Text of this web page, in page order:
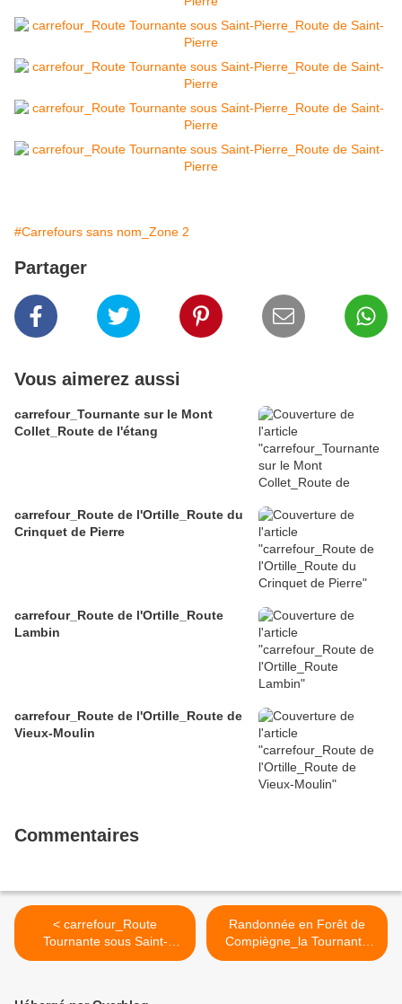
#Carrefours sans nom_Zone 2
Partager
Vous aimerez aussi
carrefour_Tournante sur le Mont
Collet_Route de l'étang
carrefour_Route de l'Ortille_Route du
Crinquet de Pierre
carrefour_Route de l'Ortille_Route
Lambin
carrefour_Route de l'Ortille_Route de
Vieux-Moulin
Commentaires
< carrefour_Route
Tournante sous Saint-
Pierre_Chemin Saint-Pierre
Randonnée en Forêt de
Compiègne_la Tournante
sur la Côte de Roilaye >